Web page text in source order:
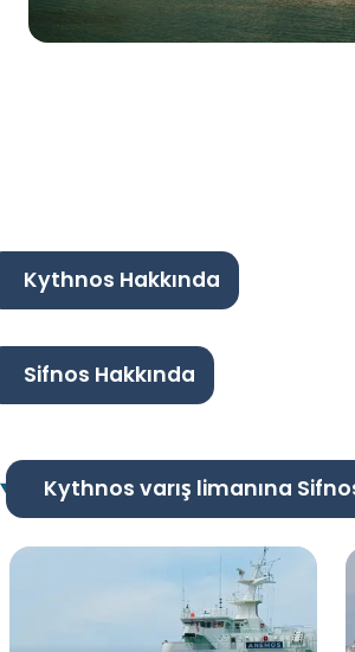
Kythnos Hakkında
Sifnos Hakkında
Kythnos varış limanına